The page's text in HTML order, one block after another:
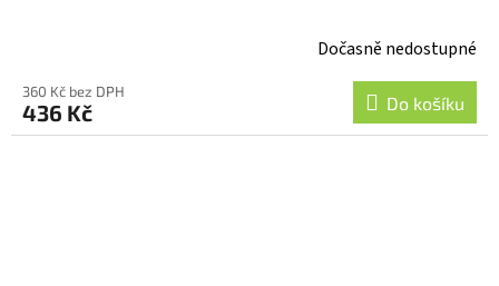
Dočasně nedostupné
360 Kč bez DPH
436 Kč Do košíku